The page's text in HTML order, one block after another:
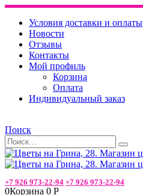
Условия доставки и оплаты
Новости
Отзывы
Контакты
Мой профиль
Корзина
Оплата
Индивидуальный заказ
Поиск
+7 926 973-22-94 +7 926 973-22-94
0Корзина 0 Р